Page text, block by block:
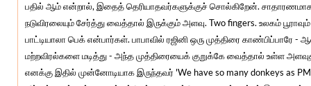
பதில் ஆம் என்றால், இதைத் தெரியாதவர்களுக்குச் சொல்கிறேன். சாதாரணமாக
நடுவிரலையும் சேர்த்து வைத்தால் இருக்கும் அளவு. Two fingers. உலகம்
பாட்டியாலா பெக் என்பார்கள். பாபாவில் ரஜினி ஒரு முத்திரை காண்பிப்பாரே -
மற்றவிரல்களை மடித்து - அந்த முத்திரையைக் குறுக்கே வைத்தால் உள்ள
எனக்கு இதில் முன்னோடியாக இருந்தவர் 'We have so many donkeys as